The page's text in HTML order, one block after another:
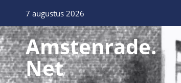
7 augustus 2026
Amstenrade.
Net